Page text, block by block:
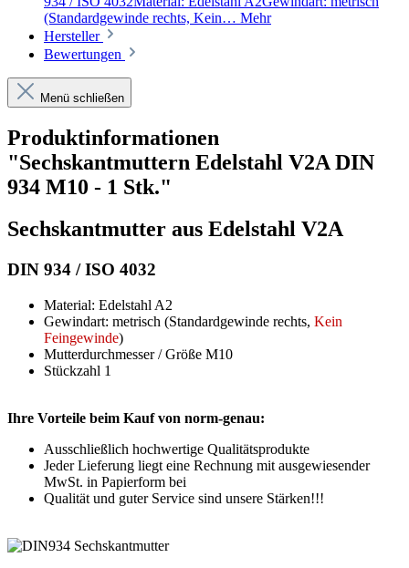
(Standardgewinde rechts, Kein… Mehr
Hersteller
Bewertungen
Menü schließen
Produktinformationen
"Sechskantmuttern Edelstahl V2A DIN
934 M10 - 1 Stk."
Sechskantmutter aus Edelstahl V2A
DIN 934 / ISO 4032
Material: Edelstahl A2
Gewindart: metrisch (Standardgewinde rechts, Kein
Feingewinde)
Mutterdurchmesser / Größe M10
Stückzahl 1
Ihre Vorteile beim Kauf von norm-genau:
Ausschließlich hochwertige Qualitätsprodukte
Jeder Lieferung liegt eine Rechnung mit ausgewiesender
MwSt. in Papierform bei
Qualität und guter Service sind unsere Stärken!!!